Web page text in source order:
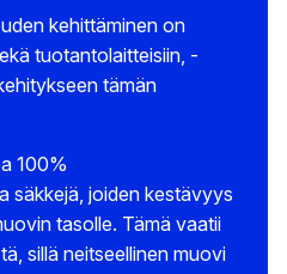
kehittäminen on
tuotantolaitteisiin, -
tämän
100%
säkkejä, joiden kestävyys
tasolle. Tämä vaatii
sillä neitseellinen muovi